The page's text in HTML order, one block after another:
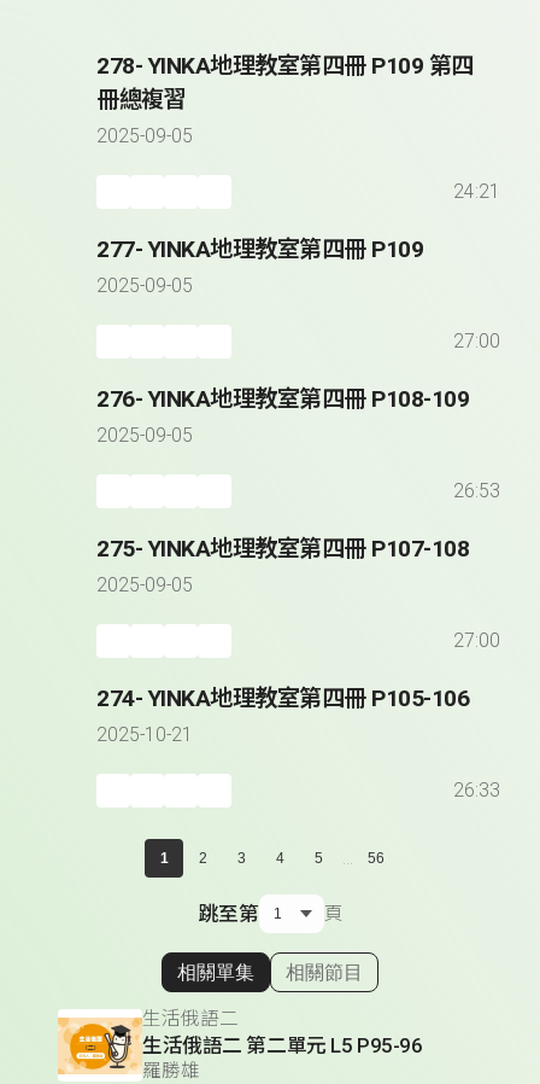
278- YINKA地理教室第四冊 P109 第四
冊總複習
2025-09-05
24:21
277- YINKA地理教室第四冊 P109
2025-09-05
27:00
276- YINKA地理教室第四冊 P108-109
2025-09-05
26:53
275- YINKA地理教室第四冊 P107-108
2025-09-05
27:00
274- YINKA地理教室第四冊 P105-106
2025-10-21
26:33
1 2 3 4 5 ... 56
跳至第 頁
顯示相關單集
相關單集 相關節目
生活俄語二
生活俄語二 第二單元 L5 P95-96
羅勝雄